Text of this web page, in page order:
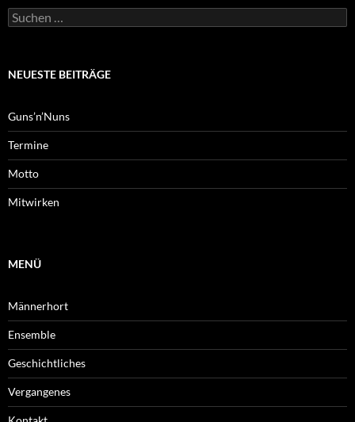
Suchen
nach:
NEUESTE BEITRÄGE
Guns’n’Nuns
Termine
Motto
Mitwirken
MENÜ
Männerhort
Ensemble
Geschichtliches
Vergangenes